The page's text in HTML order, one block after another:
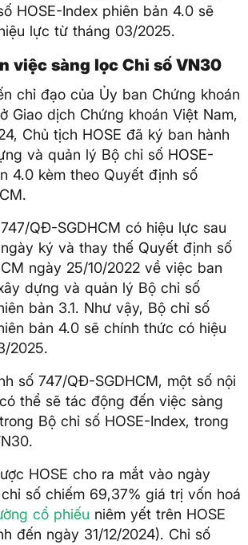
HOSE-Index phiên bản 4.0 sẽ
lực từ tháng 03/2025.
việc sàng lọc Chỉ số VN30
chỉ đạo của Ủy ban Chứng khoán
Giao dịch Chứng khoán Việt Nam,
Chủ tịch HOSE đã ký ban hành
và quản lý Bộ chỉ số HOSE-
4.0 kèm theo Quyết định số
QĐ-SGDHCM có hiệu lực sau
ký và thay thế Quyết định số
ngày 25/10/2022 về việc ban
dựng và quản lý Bộ chỉ số
bản 3.1. Như vậy, Bộ chỉ số
bản 4.0 sẽ chính thức có hiệu
2025.
số 747/QĐ-SGDHCM, một số nội
thể sẽ tác động đến việc sàng
Bộ chỉ số HOSE-Index, trong
HOSE cho ra mắt vào ngày
số chiếm 69,37% giá trị vốn hoá
cổ phiếu niêm yết trên HOSE
đến ngày 31/12/2024). Chỉ số